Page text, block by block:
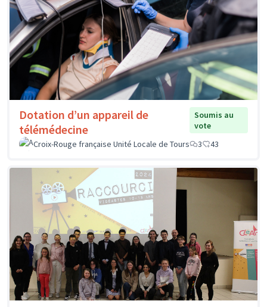
Dotation d’un appareil de
télémédecine
Soumis au
vote
Croix-Rouge française Unité Locale de Tours
3 43